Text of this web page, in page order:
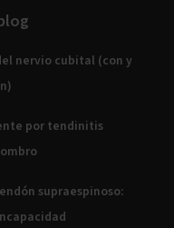
nervio cubital (con y
por tendinitis
supraespinoso: